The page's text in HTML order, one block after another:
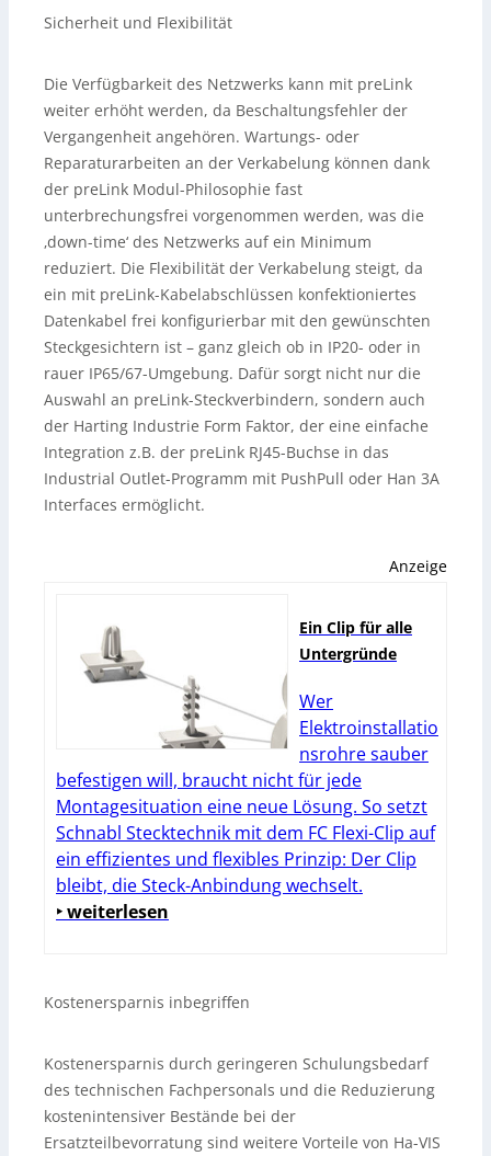
Sicherheit und Flexibilität
Die Verfügbarkeit des Netzwerks kann mit preLink
weiter erhöht werden, da Beschaltungsfehler der
Vergangenheit angehören. Wartungs- oder
Reparaturarbeiten an der Verkabelung können dank
der preLink Modul-Philosophie fast
unterbrechungsfrei vorgenommen werden, was die
‚down-time‘ des Netzwerks auf ein Minimum
reduziert. Die Flexibilität der Verkabelung steigt, da
ein mit preLink-Kabelabschlüssen konfektioniertes
Datenkabel frei konfigurierbar mit den gewünschten
Steckgesichtern ist – ganz gleich ob in IP20- oder in
rauer IP65/67-Umgebung. Dafür sorgt nicht nur die
Auswahl an preLink-Steckverbindern, sondern auch
der Harting Industrie Form Faktor, der eine einfache
Integration z.B. der preLink RJ45-Buchse in das
Industrial Outlet-Programm mit PushPull oder Han 3A
Interfaces ermöglicht.
Anzeige
Ein Clip für alle
Untergründe
Wer
Elektroinstallatio
nsrohre sauber
befestigen will, braucht nicht für jede
Montagesituation eine neue Lösung. So setzt
Schnabl Stecktechnik mit dem FC Flexi-Clip auf
ein effizientes und flexibles Prinzip: Der Clip
bleibt, die Steck-Anbindung wechselt.
‣ weiterlesen
Kostenersparnis inbegriffen
Kostenersparnis durch geringeren Schulungsbedarf
des technischen Fachpersonals und die Reduzierung
kostenintensiver Bestände bei der
Ersatzteilbevorratung sind weitere Vorteile von Ha-VIS